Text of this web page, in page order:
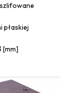
płaskiej
[mm]